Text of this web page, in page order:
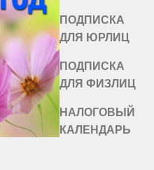
ПОДПИСКА
ДЛЯ ЮРЛИЦ
ПОДПИСКА
ДЛЯ ФИЗЛИЦ
НАЛОГОВЫЙ
КАЛЕНДАРЬ